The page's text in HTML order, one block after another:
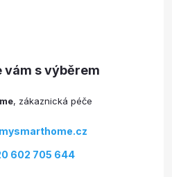
mysmarthome.cz
602 705 644